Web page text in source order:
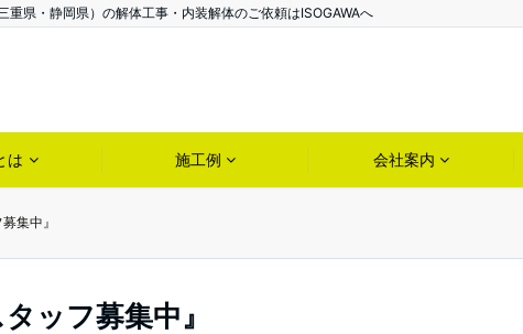
県・静岡県）の解体工事・内装解体のご依頼はISOGAWAへ
は 施工例 会社案内
集中』
ッフ募集中』